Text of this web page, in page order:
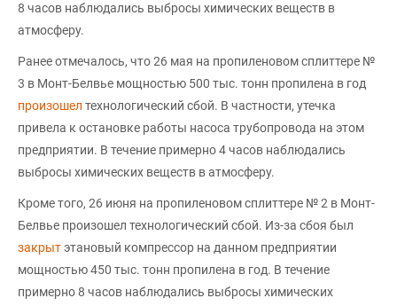
8 часов наблюдались выбросы химических веществ в
атмосферу.
Ранее отмечалось, что 26 мая на пропиленовом сплиттере №
3 в Монт-Белвье мощностью 500 тыс. тонн пропилена в год
произошел технологический сбой. В частности, утечка
привела к остановке работы насоса трубопровода на этом
предприятии. В течение примерно 4 часов наблюдались
выбросы химических веществ в атмосферу.
Кроме того, 26 июня на пропиленовом сплиттере № 2 в Монт-
Белвье произошел технологический сбой. Из-за сбоя был
закрытэтановый компрессор на данном предприятии
мощностью 450 тыс. тонн пропилена в год. В течение
примерно 8 часов наблюдались выбросы химических